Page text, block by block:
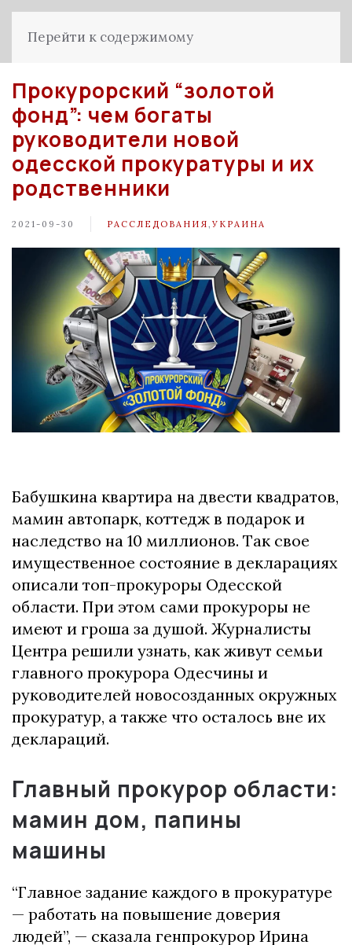
Перейти к содержимому
Прокурорский “золотой
фонд”: чем богаты
руководители новой
одесской прокуратуры и их
родственники
2021-09-30 РАССЛЕДОВАНИЯ УКРАИНА
Бабушкина квартира на двести квадратов,
мамин автопарк, коттедж в подарок и
наследство на 10 миллионов. Так свое
имущественное состояние в декларациях
описали топ-прокуроры Одесской
области. При этом сами прокуроры не
имеют и гроша за душой. Журналисты
Центра решили узнать, как живут семьи
главного прокурора Одесчины и
руководителей новосозданных окружных
прокуратур, а также что осталось вне их
деклараций.
Главный прокурор области:
мамин дом, папины
машины
“Главное задание каждого в прокуратуре
— работать на повышение доверия
людей”, — сказала генпрокурор Ирина